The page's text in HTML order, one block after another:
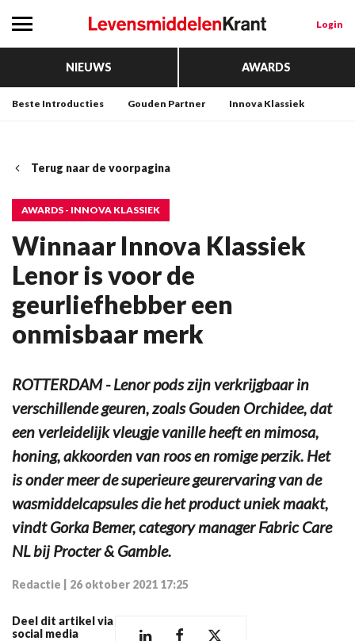
Login
NIEUWS AWARDS
Beste Introducties Gouden Partner Innova Klassiek
Terug naar de voorpagina
AWARDS - INNOVA KLASSIEK
Winnaar Innova Klassiek
Lenor is voor de
geurliefhebber een
onmisbaar merk
ROTTERDAM - Lenor pods zijn verkrijgbaar in
verschillende geuren, zoals Gouden Orchidee, dat
een verleidelijk vleugje vanille heeft en mimosa,
honing, akkoorden van roos en romige perzik. Het
is onder meer de superieure geurervaring van de
wasmiddelcapsules die het product uniek maakt,
vindt Gorka Bemer, category manager Fabric Care
NL bij Procter & Gamble.
Redactie 26 oktober 2021 17:25
Deel dit artikel via
social media